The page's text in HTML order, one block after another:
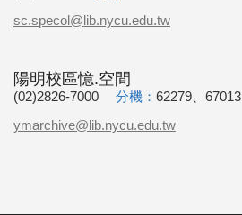
sc.specol@lib.nycu.edu.tw
陽明校區憶.空間
(02)2826-7000 分機： 62279、67013
ymarchive@lib.nycu.edu.tw